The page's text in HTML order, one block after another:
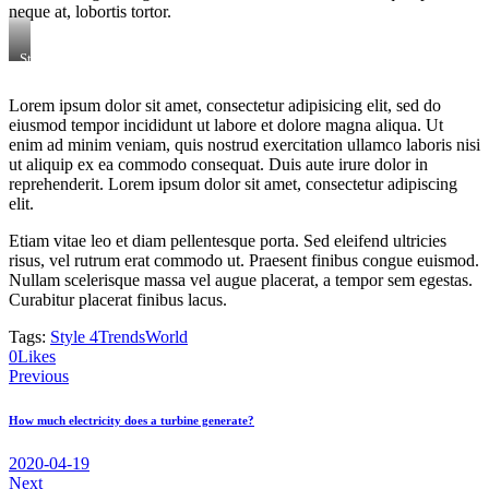
neque at, lobortis tortor.
Stet
gubergren,
no
sea
sanctus
est
labore
et
By
Kevin
Smith
Lorem ipsum dolor sit amet, consectetur adipisicing elit, sed do
eiusmod tempor incididunt ut labore et dolore magna aliqua. Ut
enim ad minim veniam, quis nostrud exercitation ullamco laboris nisi
ut aliquip ex ea commodo consequat. Duis aute irure dolor in
reprehenderit. Lorem ipsum dolor sit amet, consectetur adipiscing
elit.
Etiam vitae leo et diam pellentesque porta. Sed eleifend ultricies
risus, vel rutrum erat commodo ut. Praesent finibus congue euismod.
Nullam scelerisque massa vel augue placerat, a tempor sem egestas.
Curabitur placerat finibus lacus.
Tags: Style 4TrendsWorld
0Likes
Nawigacja
wpisu
Previous
How much electricity does a turbine generate?
2020-04-19
Next